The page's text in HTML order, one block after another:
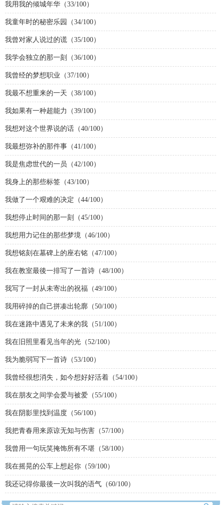
我用我的倾城年华（33/100）
我童年时的秘密乐园（34/100）
我曾对家人说过的谎（35/100）
我学会独立的那一刻（36/100）
我曾经的梦想职业（37/100）
我最不想重来的一天（38/100）
我如果有一种超能力（39/100）
我想对这个世界说的话（40/100）
我最想弥补的那件事（41/100）
我是焦虑世代的一员（42/100）
我身上的那些标签（43/100）
我做了一个艰难的决定（44/100）
我想停止时间的那一刻（45/100）
我想用力记住的那些梦境（46/100）
我想铭刻在墓碑上的座右铭（47/100）
我在教室最後一排写了一首诗（48/100）
我写了一封从未寄出的祝福（49/100）
我用碎掉的自己拼凑出轮廓（50/100）
我在迷路中遇见了未来的我（51/100）
我在旧照里看见当年的光（52/100）
我为脆弱写下一首诗（53/100）
我曾经很想消失，如今想好好活着（54/100）
我在朋友之间学会爱与被爱（55/100）
我在阴影里找到温度（56/100）
我把青春用来原谅无知与伤害（57/100）
我曾用一句玩笑掩饰所有不堪（58/100）
我在摇晃的公车上想起你（59/100）
我还记得你最後一次叫我的语气（60/100）